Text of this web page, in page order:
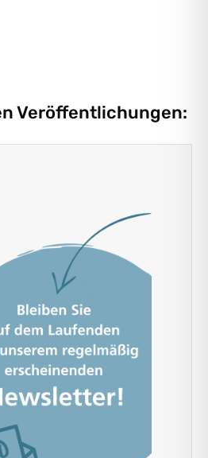
Veröffentlichungen: